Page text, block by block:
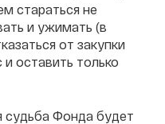
стараться не
и ужимать (в
от закупки
оставить только
судьба Фонда будет